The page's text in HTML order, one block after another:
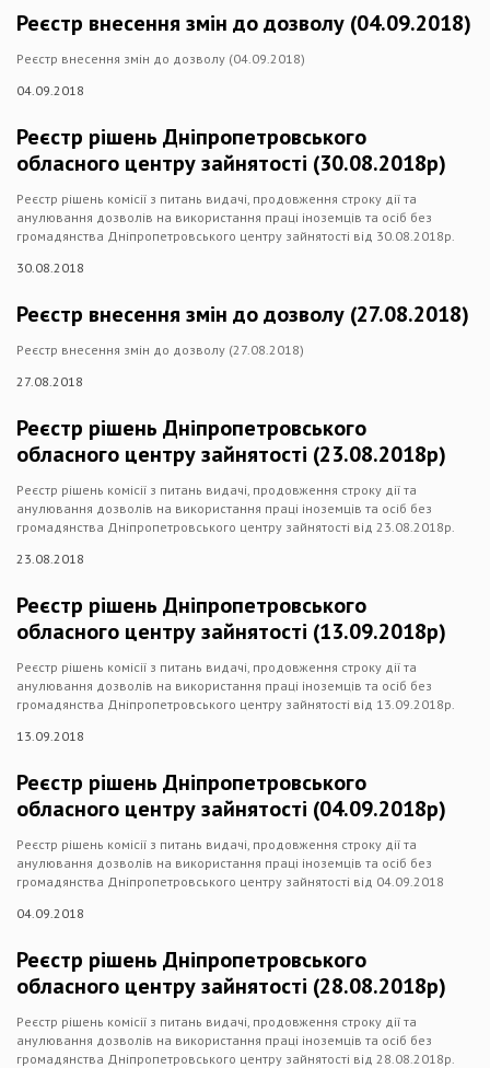
Реєстр внесення змін до дозволу (04.09.2018)
Реєстр внесення змін до дозволу (04.09.2018)
04.09.2018
Реєстр рішень Дніпропетровського
обласного центру зайнятості (30.08.2018р)
Реєстр рішень комісії з питань видачі, продовження строку дії та
анулювання дозволів на використання праці іноземців та осіб без
громадянства Дніпропетровського центру зайнятості від 30.08.2018р.
30.08.2018
Реєстр внесення змін до дозволу (27.08.2018)
Реєстр внесення змін до дозволу (27.08.2018)
27.08.2018
Реєстр рішень Дніпропетровського
обласного центру зайнятості (23.08.2018р)
Реєстр рішень комісії з питань видачі, продовження строку дії та
анулювання дозволів на використання праці іноземців та осіб без
громадянства Дніпропетровського центру зайнятості від 23.08.2018р.
23.08.2018
Реєстр рішень Дніпропетровського
обласного центру зайнятості (13.09.2018р)
Реєстр рішень комісії з питань видачі, продовження строку дії та
анулювання дозволів на використання праці іноземців та осіб без
громадянства Дніпропетровського центру зайнятості від 13.09.2018р.
13.09.2018
Реєстр рішень Дніпропетровського
обласного центру зайнятості (04.09.2018р)
Реєстр рішень комісії з питань видачі, продовження строку дії та
анулювання дозволів на використання праці іноземців та осіб без
громадянства Дніпропетровського центру зайнятості від 04.09.2018
04.09.2018
Реєстр рішень Дніпропетровського
обласного центру зайнятості (28.08.2018р)
Реєстр рішень комісії з питань видачі, продовження строку дії та
анулювання дозволів на використання праці іноземців та осіб без
громадянства Дніпропетровського центру зайнятості від 28.08.2018р.